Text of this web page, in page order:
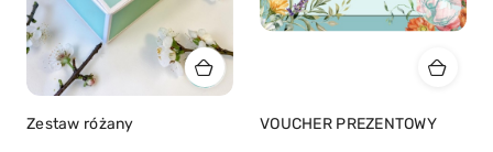
Zestaw różany VOUCHER PREZENTOWY